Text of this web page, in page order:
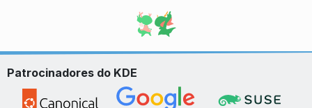
Patrocinadores do KDE